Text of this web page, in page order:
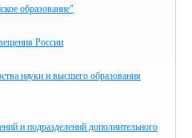
образование"
России
науки и высшего образования
и подразделений дополнительного